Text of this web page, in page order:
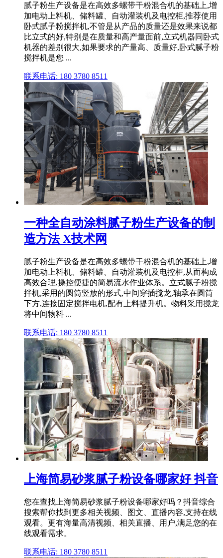
腻子粉生产设备是在高效多螺带干粉混合机的基础上,增
加电动上料机、储料罐、自动灌装机及电控柜,推荐使用
卧式腻子粉搅拌机,不管是从产品的质量还是效果来说都
比立式的好,特别是在质量和高产量面前,立式机器同卧式
机器的差别很大,如果要求的产量高、质量好,卧式腻子粉
搅拌机是您 ...
联系电话: 180 3780 8511
一种全自动涂料腻子粉生产设备的制
造方法 X技术网
腻子粉生产设备是在高效多螺带干粉混合机的基础上,增
加电动上料机、储料罐、自动灌装机及电控柜,从而构成
高效合理,操控便捷的简易流水作业体系。立式腻子粉搅
拌机,采用的圆筒竖放的形式,中间穿插搅龙,轴承在圆筒
下方,连接固定搅拌电机,配有上料提升机。物料采用搅龙
将中间物料 ...
联系电话: 180 3780 8511
上海简易砂浆腻子粉设备哪家好 抖音
您在查找上海简易砂浆腻子粉设备哪家好吗？抖音综合
搜索帮你找到更多相关视频、图文、直播内容,支持在线
观看。更有海量高清视频、相关直播、用户,满足您的在
线观看需求。
联系电话: 180 3780 8511